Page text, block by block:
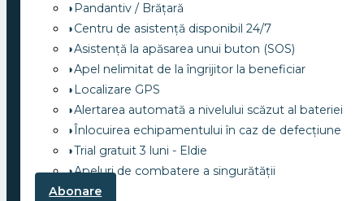
◗Pandantiv / Brățară
◗Centru de asistență disponibil 24/7
◗Asistență la apăsarea unui buton (SOS)
◗Apel nelimitat de la îngrijitor la beneficiar
◗Localizare GPS
◗Alertarea automată a nivelului scăzut al bateriei
◗Înlocuirea echipamentului în caz de defecțiune
◗Trial gratuit 3 luni - Eldie
◗Apeluri de combatere a singurătății
Abonare